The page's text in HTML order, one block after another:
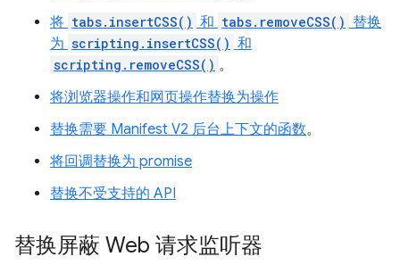
将 tabs.insertCSS() 和 tabs.removeCSS() 替换
为 scripting.insertCSS() 和
scripting.removeCSS() 。
将浏览器操作和网页操作替换为操作
替换需要 Manifest V2 后台上下文的函数。
将回调替换为 promise
替换不受支持的 API
替换屏蔽 Web 请求监听器